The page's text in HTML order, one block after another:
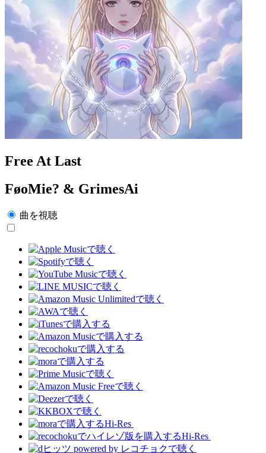
Free At Last
FøoMie? & GrimesAi
曲を視聴
Hi-Res
Hi-Res